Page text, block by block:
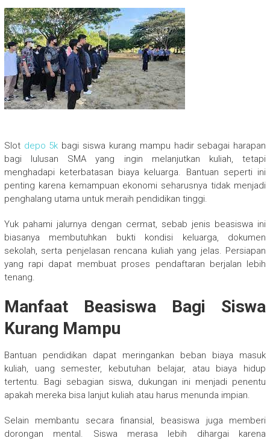
Slot depo 5k bagi siswa kurang mampu hadir sebagai harapan
bagi lulusan SMA yang ingin melanjutkan kuliah, tetapi
menghadapi keterbatasan biaya keluarga. Bantuan seperti ini
penting karena kemampuan ekonomi seharusnya tidak menjadi
penghalang utama untuk meraih pendidikan tinggi.
Yuk pahami jalurnya dengan cermat, sebab jenis beasiswa ini
biasanya membutuhkan bukti kondisi keluarga, dokumen
sekolah, serta penjelasan rencana kuliah yang jelas. Persiapan
yang rapi dapat membuat proses pendaftaran berjalan lebih
tenang.
Manfaat Beasiswa Bagi Siswa
Kurang Mampu
Bantuan pendidikan dapat meringankan beban biaya masuk
kuliah, uang semester, kebutuhan belajar, atau biaya hidup
tertentu. Bagi sebagian siswa, dukungan ini menjadi penentu
apakah mereka bisa lanjut kuliah atau harus menunda impian.
Selain membantu secara finansial, beasiswa juga memberi
dorongan mental. Siswa merasa lebih dihargai karena